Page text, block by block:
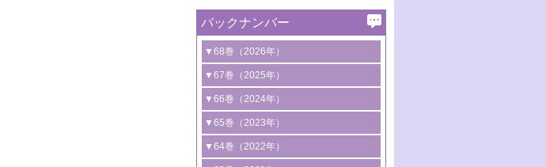
バックナンバー
▼68巻（2026年）
1号 過酸化水素合成に関する研究動向
2号 コンピューター技術により加速する
触媒開発
3号 有機分子変換やCO 資源化のための
光触媒に関する最近の研究
▼67巻（2025年）
1号 CO
水素化によるグリーン燃料/グリ
ーンケミカル製造
2号 水素製造のための水分解技術に関す
る最近の研究
▼66巻（2024年）
1号 低次元ナノ構造を有する触媒材料
2号 規制反応場を活用した固体触媒研究
の新展開
▼65巻（2023年）
1号 炭素が関わる触媒機能
▼64巻（2022年）